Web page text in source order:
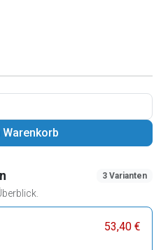
Warenkorb
3 Varianten
53,40 €